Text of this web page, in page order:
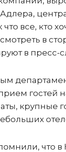
все, кто
смотреть в
в пресс-
гостей
крупные
что